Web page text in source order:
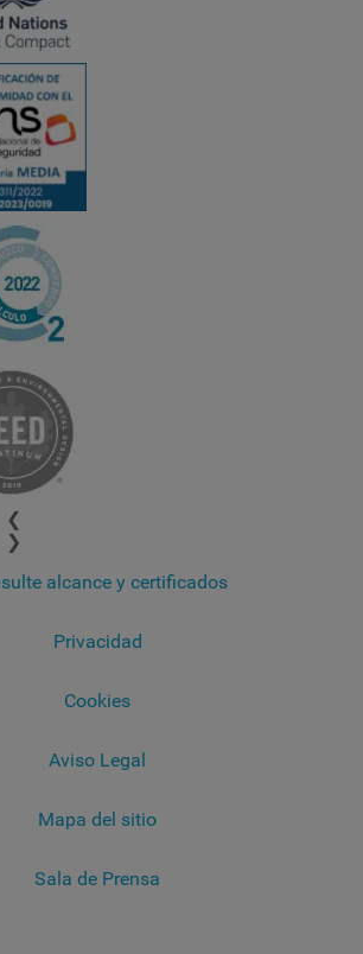
❮
❯
alcance y certificados
Privacidad
Cookies
Aviso Legal
Mapa del sitio
Sala de Prensa